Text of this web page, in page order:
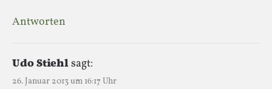
Antworten
Udo Stiehlsagt:
26. Januar 2013 um 16:17 Uhr